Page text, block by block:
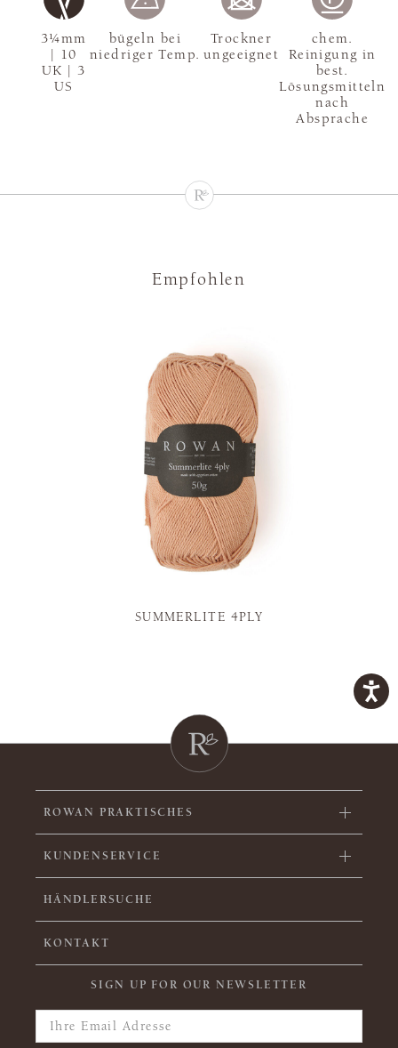
3¼mm
| 10
UK | 3
US
bügeln bei
niedriger Temp.
Trockner
ungeeignet
chem.
Reinigung in
best.
Lösungsmitteln
nach
Absprache
Empfohlen
SUMMERLITE 4PLY
ROWAN PRAKTISCHES
KUNDENSERVICE
HÄNDLERSUCHE
KONTAKT
SIGN UP FOR OUR NEWSLETTER